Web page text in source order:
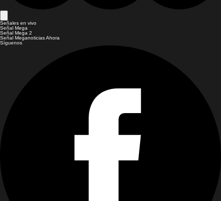
Señales en vivo
Señal Mega
Señal Mega 2
Señal Meganoticias Ahora
Síguenos